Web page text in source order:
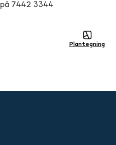
på 7442 3344
Plantegning